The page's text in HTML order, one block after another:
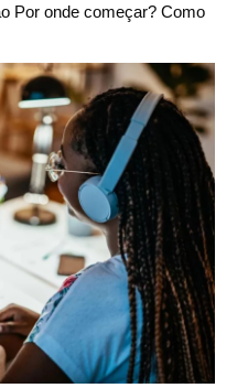
Por onde começar? Como